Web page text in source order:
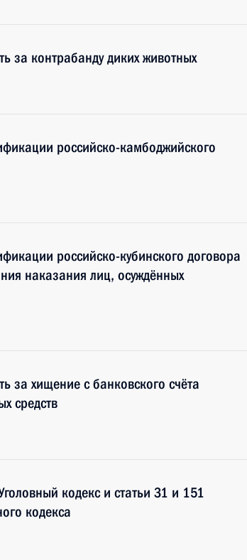
за контрабанду диких животных
российско-камбоджийского
российско-кубинского договора
наказания лиц, осуждённых
за хищение с банковского счёта
средств
кодекс и статьи 31 и 151
кодекса